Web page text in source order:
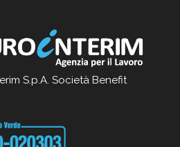
S.p.A. Società Benefit